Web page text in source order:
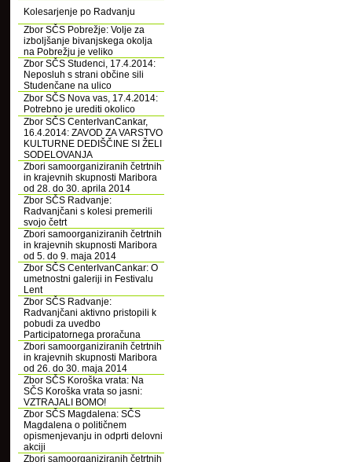
Kolesarjenje po Radvanju
Zbor SČS Pobrežje: Volje za
izboljšanje bivanjskega okolja
na Pobrežju je veliko
Zbor SČS Studenci, 17.4.2014:
Neposluh s strani občine sili
Studenčane na ulico
Zbor SČS Nova vas, 17.4.2014:
Potrebno je urediti okolico
Zbor SČS CenterIvanCankar,
16.4.2014: ZAVOD ZA VARSTVO
KULTURNE DEDIŠČINE SI ŽELI
SODELOVANJA
Zbori samoorganiziranih četrtnih
in krajevnih skupnosti Maribora
od 28. do 30. aprila 2014
Zbor SČS Radvanje:
Radvanjčani s kolesi premerili
svojo četrt
Zbori samoorganiziranih četrtnih
in krajevnih skupnosti Maribora
od 5. do 9. maja 2014
Zbor SČS CenterIvanCankar: O
umetnostni galeriji in Festivalu
Lent
Zbor SČS Radvanje:
Radvanjčani aktivno pristopili k
pobudi za uvedbo
Participatornega proračuna
Zbori samoorganiziranih četrtnih
in krajevnih skupnosti Maribora
od 26. do 30. maja 2014
Zbor SČS Koroška vrata: Na
SČS Koroška vrata so jasni:
VZTRAJALI BOMO!
Zbor SČS Magdalena: SČS
Magdalena o političnem
opismenjevanju in odprti delovni
akciji
Zbori samoorganiziranih četrtnih